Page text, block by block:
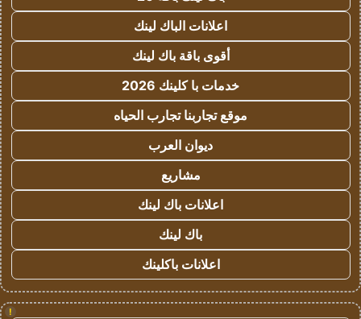
اعلانات الباك لينك
أقوى باقة باك لينك
خدمات با كلينك 2026
موقع تجاربنا تجارب الحياه
ديوان العرب
مشاريع
اعلانات باك لينك
باك لينك
اعلانات باكلينك
!